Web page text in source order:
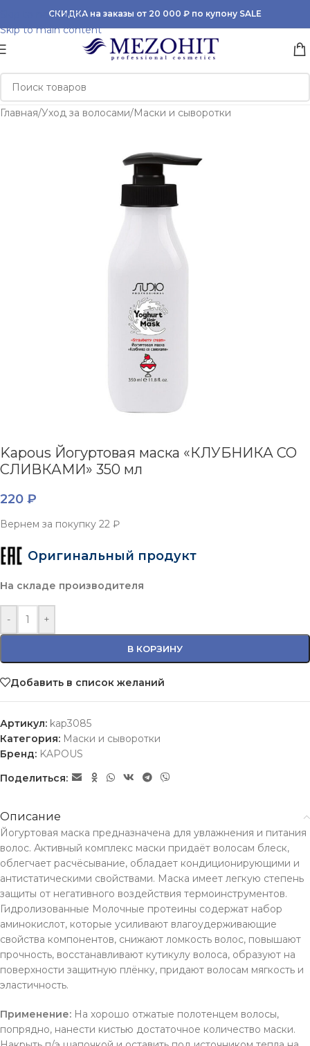
Skip to navigation
Skip to main content
СКИДКА на заказы от 20 000 ₽ по купону SALE
Главная/Уход за волосами/Маски и сыворотки
Kapous Йогуртовая маска «КЛУБНИКА СО
СЛИВКАМИ» 350 мл
220 ₽
Вернем за покупку 22 ₽
Оригинальный продукт
На складе производителя
- +
В КОРЗИНУ
Добавить в список желаний
Артикул: kap3085
Категория: Маски и сыворотки
Бренд: KAPOUS
Поделиться:
Описание
Йогуртовая маска предназначена для увлажнения и питания
волос. Активный комплекс маски придаёт волосам блеск,
облегчает расчёсывание, обладает кондиционирующими и
антистатическими свойствами. Маска имеет легкую степень
защиты от негативного воздействия термоинструментов.
Гидролизованные Молочные протеины содержат набор
аминокислот, которые усиливают влагоудерживающие
свойства компонентов, снижают ломкость волос, повышают
прочность, восстанавливают кутикулу волоса, образуют на
поверхности защитную плёнку, придают волосам мягкость и
эластичность.
Применение: На хорошо отжатые полотенцем волосы,
попрядно, нанести кистью достаточное количество маски.